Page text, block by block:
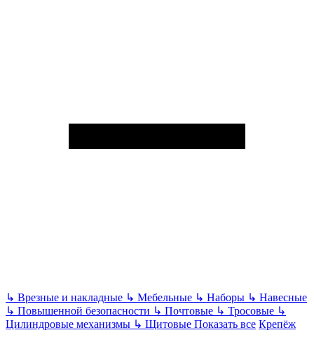
↳ Врезные и накладные ↳ Мебельные ↳ Наборы ↳ Навесные
↳ Повышенной безопасности ↳ Почтовые ↳ Тросовые ↳
Цилиндровые механизмы ↳ Щитовые Показать все Крепёж